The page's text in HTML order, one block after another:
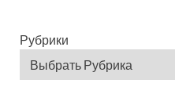
Рубрики